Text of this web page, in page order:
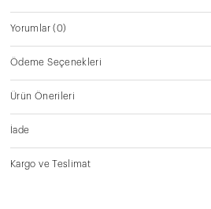
Yorumlar(0)
Ödeme Seçenekleri
Ürün Önerileri
İade
Kargo ve Teslimat